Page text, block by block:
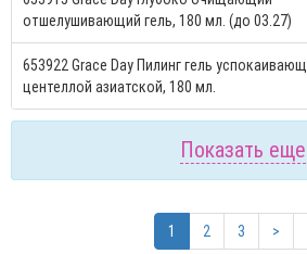
отшелушивающий гель, 180 мл. (до 03.27)
653922 Grace Day Пилинг гель
центеллой азиатской, 180 мл.
Показать еще
1 2 3 >